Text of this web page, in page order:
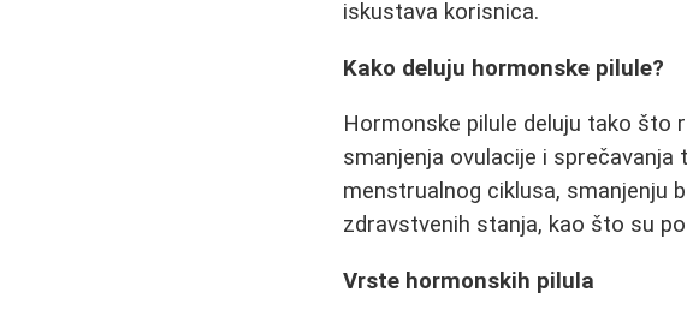
iskustava korisnica.
Kako deluju hormonske pilule?
Hormonske pilule deluju tako što
smanjenja ovulacije i
menstrualnog ciklusa, smanjenju
zdravstvenih stanja, kao što su
Vrste hormonskih pilula